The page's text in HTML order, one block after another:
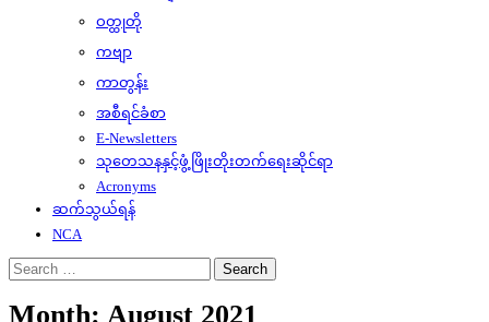
ဝတ္ထုတို
ကဗျာ
ကာတွန်း
အစီရင်ခံစာ
E-Newsletters
သုတေသနနှင့်ဖွံ့ဖြိုးတိုးတက်ရေးဆိုင်ရာ
Acronyms
ဆက်သွယ်ရန်
NCA
Search
for:
Month: August 2021